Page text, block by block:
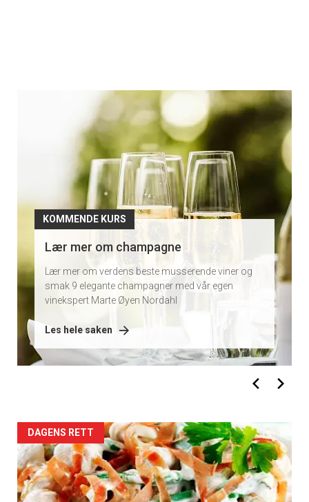
Kommende
KOMMENDE KURS
Smak et bredt utvalg av rødviner og
oppdag forskjellene
Vil du smake 8 deilige rødviner og lære mer om
hvorfor de er så forskjellige? Ta med deg en venn
eller kom alene og få en god innføring.
Les hele saken
DAGENS RETT